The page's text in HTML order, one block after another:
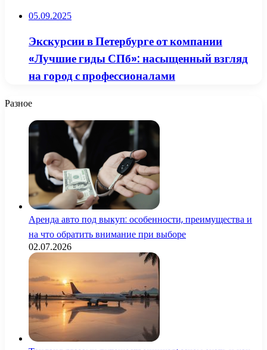
05.09.2025
Экскурсии в Петербурге от компании
«Лучшие гиды СПб»: насыщенный взгляд
на город с профессионалами
Разное
Аренда авто под выкуп: особенности, преимущества и
на что обратить внимание при выборе
02.07.2026